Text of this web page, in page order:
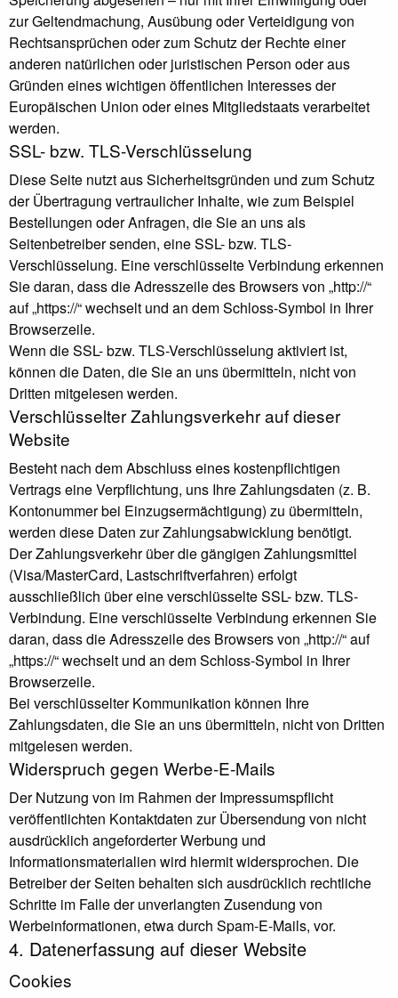
zur Geltendmachung, Ausübung oder Verteidigung von
Rechtsansprüchen oder zum Schutz der Rechte einer
anderen natürlichen oder juristischen Person oder aus
Gründen eines wichtigen öffentlichen Interesses der
Europäischen Union oder eines Mitgliedstaats verarbeitet
werden.
SSL- bzw. TLS-Verschlüsselung
Diese Seite nutzt aus Sicherheitsgründen und zum Schutz
der Übertragung vertraulicher Inhalte, wie zum Beispiel
Bestellungen oder Anfragen, die Sie an uns als
Seitenbetreiber senden, eine SSL- bzw. TLS-
Verschlüsselung. Eine verschlüsselte Verbindung erkennen
Sie daran, dass die Adresszeile des Browsers von „http://“
auf „https://“ wechselt und an dem Schloss-Symbol in Ihrer
Browserzeile.
Wenn die SSL- bzw. TLS-Verschlüsselung aktiviert ist,
können die Daten, die Sie an uns übermitteln, nicht von
Dritten mitgelesen werden.
Verschlüsselter Zahlungsverkehr auf dieser
Website
Besteht nach dem Abschluss eines kostenpflichtigen
Vertrags eine Verpflichtung, uns Ihre Zahlungsdaten (z. B.
Kontonummer bei Einzugsermächtigung) zu übermitteln,
werden diese Daten zur Zahlungsabwicklung benötigt.
Der Zahlungsverkehr über die gängigen Zahlungsmittel
(Visa/MasterCard, Lastschriftverfahren) erfolgt
ausschließlich über eine verschlüsselte SSL- bzw. TLS-
Verbindung. Eine verschlüsselte Verbindung erkennen Sie
daran, dass die Adresszeile des Browsers von „http://“ auf
„https://“ wechselt und an dem Schloss-Symbol in Ihrer
Browserzeile.
Bei verschlüsselter Kommunikation können Ihre
Zahlungsdaten, die Sie an uns übermitteln, nicht von Dritten
mitgelesen werden.
Widerspruch gegen Werbe-E-Mails
Der Nutzung von im Rahmen der Impressumspflicht
veröffentlichten Kontaktdaten zur Übersendung von nicht
ausdrücklich angeforderter Werbung und
Informationsmaterialien wird hiermit widersprochen. Die
Betreiber der Seiten behalten sich ausdrücklich rechtliche
Schritte im Falle der unverlangten Zusendung von
Werbeinformationen, etwa durch Spam-E-Mails, vor.
4. Datenerfassung auf dieser Website
Cookies